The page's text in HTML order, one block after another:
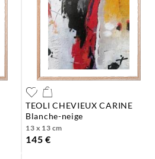
TEOLI CHEVIEUX CARINE
blanche-neige
13 x 13 cm
145 €